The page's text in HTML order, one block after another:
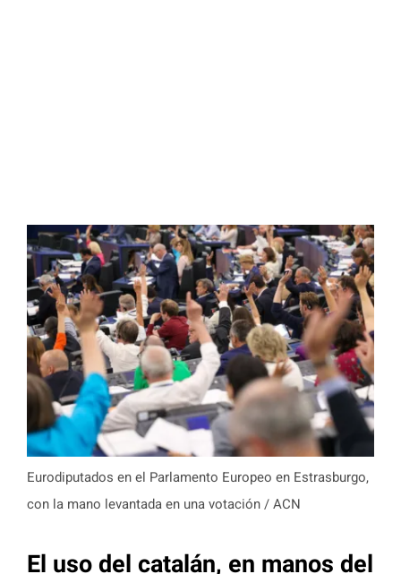
Eurodiputados en el Parlamento Europeo en Estrasburgo,
con la mano levantada en una votación / ACN
El uso del catalán, en manos del